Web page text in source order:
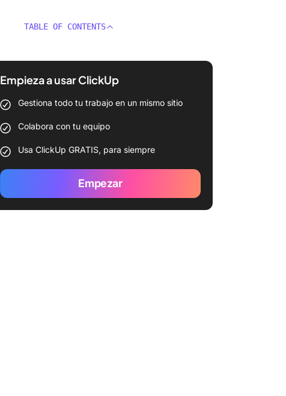
TABLE OF CONTENTS
Empieza a usar ClickUp
Gestiona todo tu trabajo en un mismo sitio
Colabora con tu equipo
Usa ClickUp GRATIS, para siempre
Empezar